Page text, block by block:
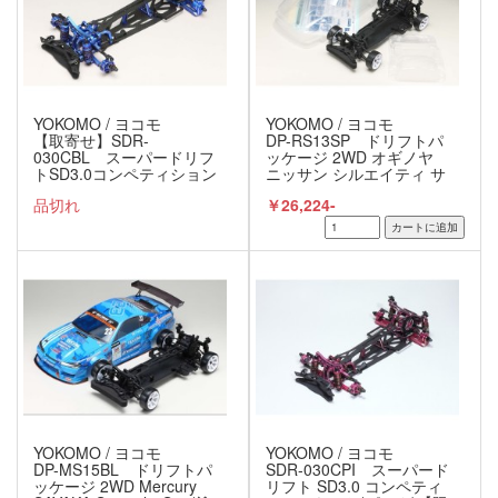
YOKOMO / ヨコモ
【取寄せ】SDR-
030CBL スーパードリフ
トSD3.0コンペティション
品切れ
YOKOMO / ヨコモ
DP-RS13SP ドリフトパ
ッケージ 2WD オギノヤ
ニッサン シルエイティ サ
きキット
￥26,224-
YOKOMO / ヨコモ
DP-MS15BL ドリフトパ
ッケージ 2WD Mercury
YOKOMO / ヨコモ
SDR-030CPI スーパード
リフト SD3.0 コンペティ